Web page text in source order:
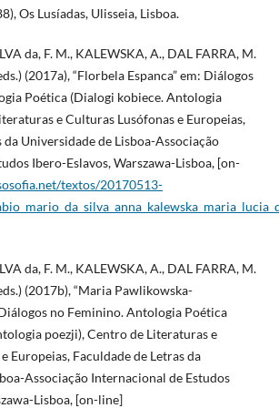
Os Lusíadas, Ulisseia, Lisboa.
da, F. M., KALEWSKA, A., DAL FARRA, M.
(2017a), “Florbela Espanca” em: Diálogos
Poética (Dialogi kobiece. Antologia
e Culturas Lusófonas e Europeias,
da Universidade de Lisboa-Associação
Ibero-Eslavos, Warszawa-Lisboa, [on-
textos/20170513-
da, F. M., KALEWSKA, A., DAL FARRA, M.
(2017b), “Maria Pawlikowska-
no Feminino. Antologia Poética
poezji), Centro de Literaturas e
Europeias, Faculdade de Letras da
Associação Internacional de Estudos
Lisboa, [on-line]